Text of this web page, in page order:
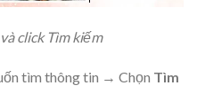
click Tìm kiếm
tìm thông tin → Chọn Tìm